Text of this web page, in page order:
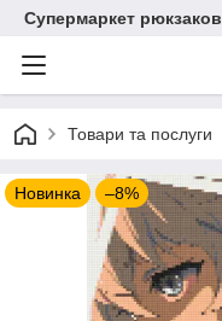
Супермаркет
Товари та послуги
Новинка –8%